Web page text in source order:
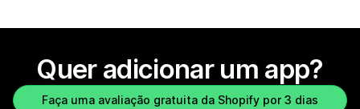
Quer adicionar um app?
Faça uma avaliação gratuita da Shopify por 3 dias